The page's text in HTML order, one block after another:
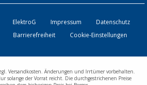
ElektroG Impressum
Datenschutz
Barrierefreiheit Cookie-Einstellungen
Versandkosten. Änderungen und Irrtümer vorbehalten.
solange der Vorrat reicht. Die durchgestrichenen Preise